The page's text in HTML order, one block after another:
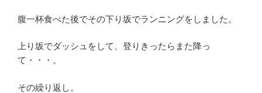
腹一杯食べた後でその下り坂でランニングをしました。
上り坂でダッシュをして、登りきったらまた降っ
て・・・。
その繰り返し。